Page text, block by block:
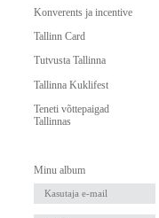
Konverents ja incentive
Tallinn Card
Tutvusta Tallinna
Tallinna Kuklifest
Teneti võttepaigad
Tallinnas
Minu album